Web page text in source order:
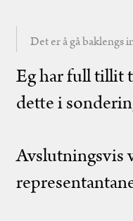
Det er å gå baklengs
Eg har full tillit
dette i
Avslutningsvis